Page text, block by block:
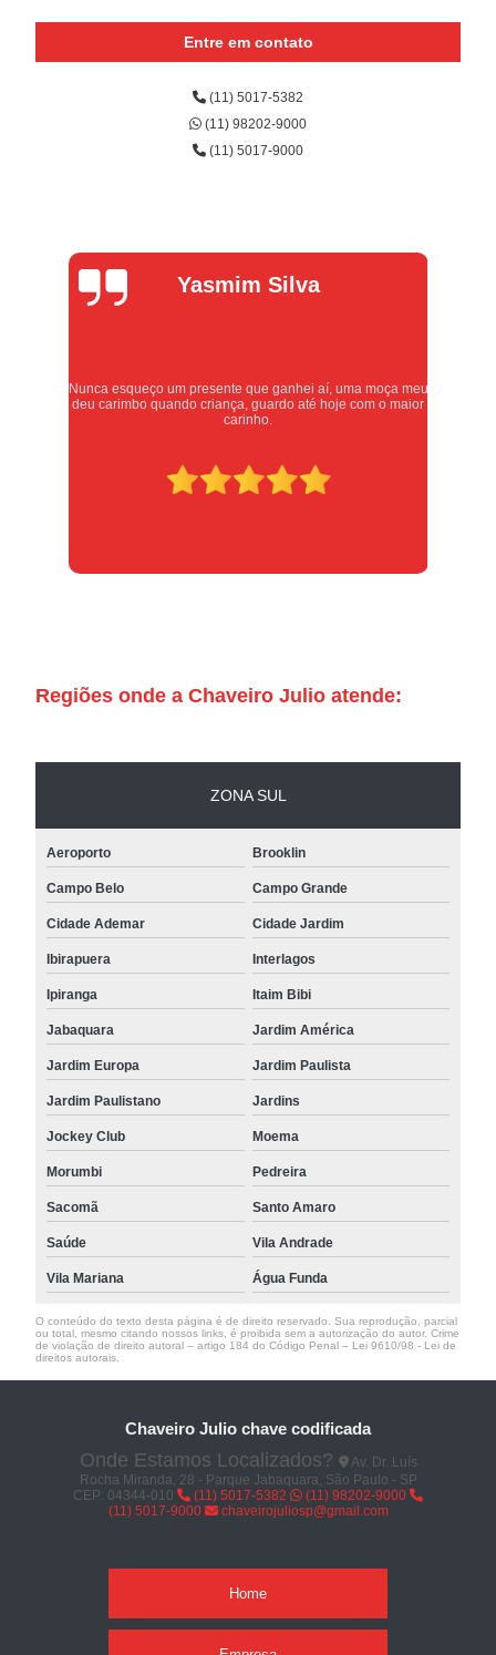
Entre em contato
(11) 5017-5382
(11) 98202-9000
(11) 5017-9000
Alexandre
Oliveira
Atendimento excelente, serviços executados com carinho e
respeito. Recomendo sem dúvidas, merece 10 estrelas
Regiões onde a Chaveiro Julio atende:
ZONA SUL
Aeroporto Brooklin
Campo Belo Campo Grande
Cidade Ademar Cidade Jardim
Ibirapuera Interlagos
Ipiranga Itaim Bibi
Jabaquara Jardim América
Jardim Europa Jardim Paulista
Jardim Paulistano Jardins
Jockey Club Moema
Morumbi Pedreira
Sacomã Santo Amaro
Saúde Vila Andrade
Vila Mariana Água Funda
O conteúdo do texto desta página é de direito reservado. Sua reprodução, parcial
ou total, mesmo citando nossos links, é proibida sem a autorização do autor. Crime
de violação de direito autoral – artigo 184 do Código Penal – Lei 9610/98 - Lei de
direitos autorais
Chaveiro Julio chave codificada
Onde Estamos Localizados?
Av. Dr. Luís
Rocha Miranda, 28 - Parque Jabaquara, São Paulo - SP
CEP: 04344-010
(11) 5017-5382
(11) 98202-9000
(11) 5017-9000
chaveirojuliosp@gmail.com
Home